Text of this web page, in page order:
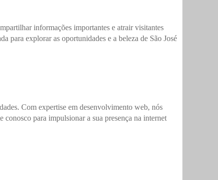
informações importantes e atrair visitantes
para explorar as oportunidades e a beleza de São José
Com expertise em desenvolvimento web, nós
para impulsionar a sua presença na internet